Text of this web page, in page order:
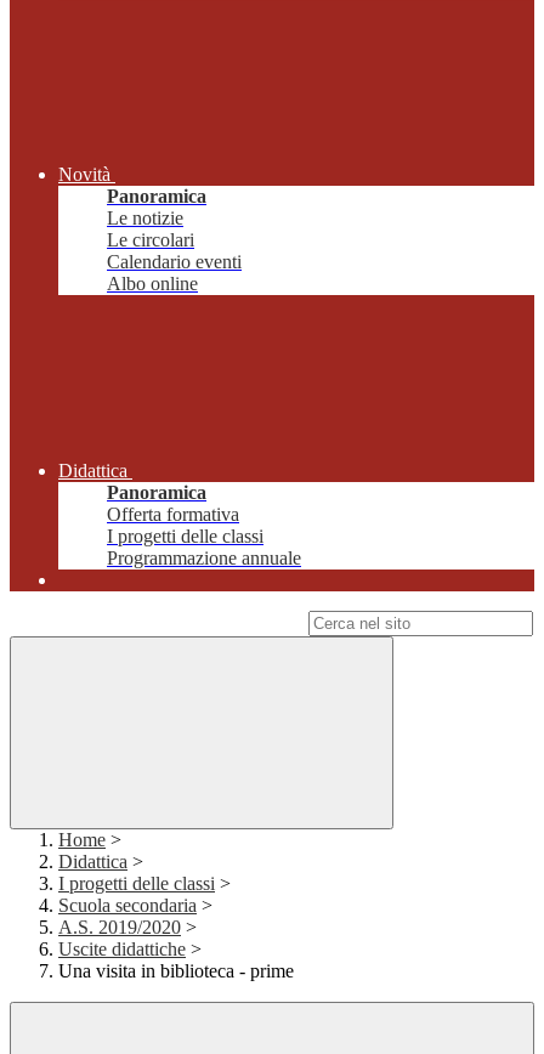
Novità
Panoramica
Le notizie
Le circolari
Calendario eventi
Albo online
Didattica
Panoramica
Offerta formativa
I progetti delle classi
Programmazione annuale
Home >
Didattica >
I progetti delle classi >
Scuola secondaria >
A.S. 2019/2020 >
Uscite didattiche >
Una visita in biblioteca - prime